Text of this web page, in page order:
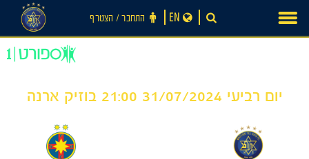
content
התחבר ‪/‬ הצטרף EN
יום רביעי 31/07/2024 21:00 בוזיק ארנה